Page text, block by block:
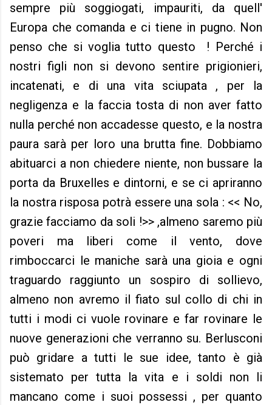
sempre più soggiogati, impauriti, da quell'
Europa che comanda e ci tiene in pugno. Non
penso che si voglia tutto questo ! Perché i
nostri figli non si devono sentire prigionieri,
incatenati, e di una vita sciupata , per la
negligenza e la faccia tosta di non aver fatto
nulla perché non accadesse questo, e la nostra
paura sarà per loro una brutta fine. Dobbiamo
abituarci a non chiedere niente, non bussare la
porta da Bruxelles e dintorni, e se ci apriranno
la nostra risposa potrà essere una sola : << No,
grazie facciamo da soli !>> ,almeno saremo più
poveri ma liberi come il vento, dove
rimboccarci le maniche sarà una gioia e ogni
traguardo raggiunto un sospiro di sollievo,
almeno non avremo il fiato sul collo di chi in
tutti i modi ci vuole rovinare e far rovinare le
nuove generazioni che verranno su. Berlusconi
può gridare a tutti le sue idee, tanto è già
sistemato per tutta la vita e i soldi non li
mancano come i suoi possessi , per quanto